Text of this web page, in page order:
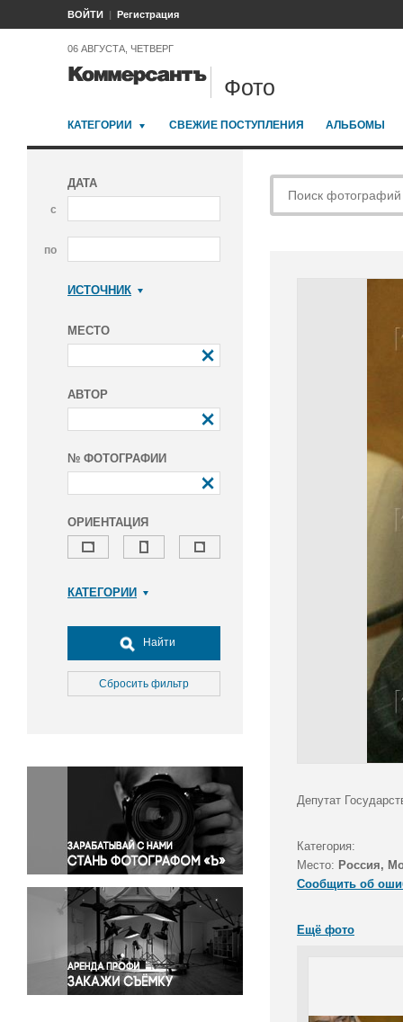
ВОЙТИ Регистрация
06 АВГУСТА, ЧЕТВЕРГ
Фото
КАТЕГОРИИ СВЕЖИЕ ПОСТУПЛЕНИЯ АЛЬБОМЫ
ДАТА
с
по
ИСТОЧНИК
МЕСТО
АВТОР
№ ФОТОГРАФИИ
ОРИЕНТАЦИЯ
КАТЕГОРИИ
Досуг, туризм и отдых
Культура
Медицина
Окружающая среда
Политика
Правосудие
Происшествия и конфликты
Религия
Светская жизнь
Спорт
Экология
Экономика и бизнес
Найти
Сбросить фильтр
Депутат
Категория:
Место: Россия,
Сообщить об
Ещё фото